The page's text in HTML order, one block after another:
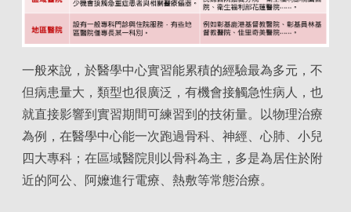
一般來說，於醫學中心實習能累積的經驗最為多元，不
但病患量大，類型也很廣泛，有機會接觸急性病人，也
就直接影響到實習期間可練習到的技術量。以物理治療
為例，在醫學中心能一次跑過骨科、神經、心肺、小兒
四大專科；在區域醫院則以骨科為主，多是為居住於附
近的阿公、阿嬤進行電療、熱敷等常態治療。